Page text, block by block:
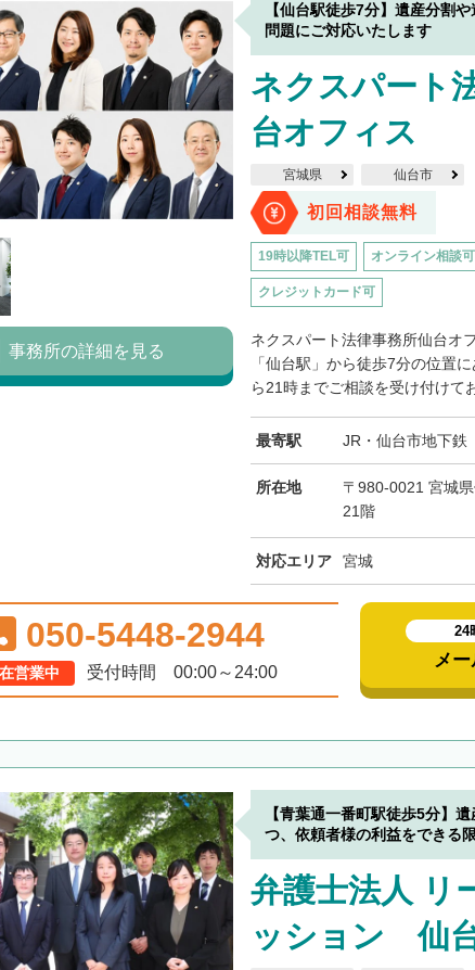
【仙台駅徒歩7分】遺産分割
問題にご対応いたします
ネクスパート
台オフィス
宮城県 仙台市
初回相談無料
19時以降TEL可 オンライン相談可
クレジットカード可
ネクスパート法律事務所仙台オ
「仙台駅」から徒歩7分の位置
ら21時までご相談を受け付けて
最寄駅 JR・仙台市地下鉄
所在地
〒980-0021 宮城
21階
対応エリア 宮城
事務所の詳細を見る
050-5448-2944
営業中 受付時間 00:00～24:00
24
メ
【青葉通一番町駅徒歩5分】
つ、依頼者様の利益をできる
弁護士法人 リ
ッション 仙